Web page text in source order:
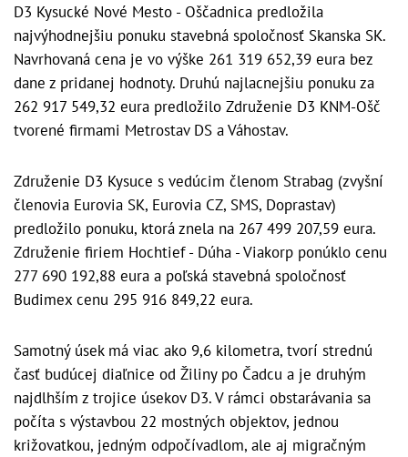
D3 Kysucké Nové Mesto - Oščadnica predložila
najvýhodnejšiu ponuku stavebná spoločnosť Skanska SK.
Navrhovaná cena je vo výške 261 319 652,39 eura bez
dane z pridanej hodnoty. Druhú najlacnejšiu ponuku za
262 917 549,32 eura predložilo Združenie D3 KNM-Ošč
tvorené firmami Metrostav DS a Váhostav.
Združenie D3 Kysuce s vedúcim členom Strabag (zvyšní
členovia Eurovia SK, Eurovia CZ, SMS, Doprastav)
predložilo ponuku, ktorá znela na 267 499 207,59 eura.
Združenie firiem Hochtief - Dúha - Viakorp ponúklo cenu
277 690 192,88 eura a poľská stavebná spoločnosť
Budimex cenu 295 916 849,22 eura.
Samotný úsek má viac ako 9,6 kilometra, tvorí strednú
časť budúcej diaľnice od Žiliny po Čadcu a je druhým
najdlhším z trojice úsekov D3. V rámci obstarávania sa
počíta s výstavbou 22 mostných objektov, jednou
križovatkou, jedným odpočívadlom, ale aj migračným